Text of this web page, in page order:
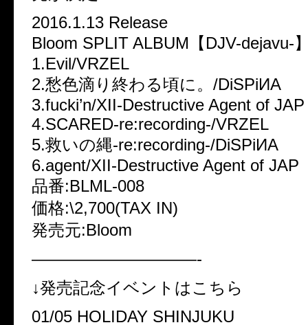
2016.1.13 Release
Bloom SPLIT ALBUM【DJV-dejavu-
1.Evil/VRZEL
2.愁色滴り終わる頃に。/DiSPiИA
3.fucki’n/XII-Destructive Agent of JAP
4.SCARED-re:recording-/VRZEL
5.救いの縄-re:recording-/DiSPiИA
6.agent/XII-Destructive Agent of JAP
品番:BLML-008
価格:\2,700(TAX IN)
発売元:Bloom
——————————-
↓発売記念イベントはこちら
01/05 HOLIDAY SHINJUKU